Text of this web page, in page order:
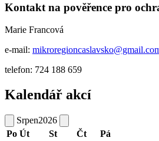
Kontakt na pověřence pro
Marie Francová
e-mail:
telefon: 724 188 659
Kalendář akcí
Srpen2026
Po Út St Čt Pá